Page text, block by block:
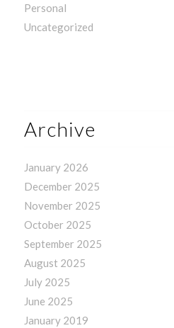
Personal
Uncategorized
Archive
January 2026
December 2025
November 2025
October 2025
September 2025
August 2025
July 2025
June 2025
January 2019